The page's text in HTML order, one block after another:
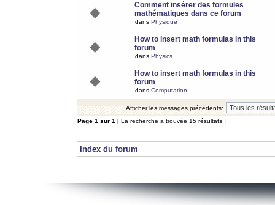
Comment insérer des formules
mathématiques dans ce forum
dans Physique
How to insert math formulas in this
forum
dans Physics
How to insert math formulas in this
forum
dans Computation
Afficher les messages précédents:
Page 1 sur 1 [ La recherche a trouvée 15 résultats ]
Index du forum